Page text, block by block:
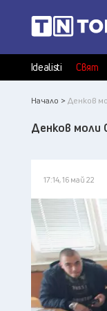
Idealisti Свят
Начало > Денков
Денков моли
17:14, 16 май 22